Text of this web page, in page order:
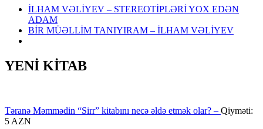
İLHAM VƏLİYEV – STEREOTİPLƏRİ YOX EDƏN
ADAM
BİR MÜƏLLİM TANIYIRAM – İLHAM VƏLİYEV
YENİ KİTAB
Təranə Məmmədin “Sirr” kitabını necə əldə etmək olar? – Qiyməti:
5 AZN